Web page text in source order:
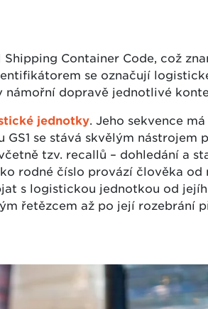
Container Code, což
se označují
dopravě jednotlivé
jednotky. Jeho sekvence má
se stává skvělým nástrojem
tzv. recallů – dohledání a
rodné číslo provází člověka od
s logistickou jednotkou od
řetězcem až po její rozebrání